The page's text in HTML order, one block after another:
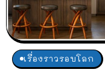
เรื่องราวรอบโลก